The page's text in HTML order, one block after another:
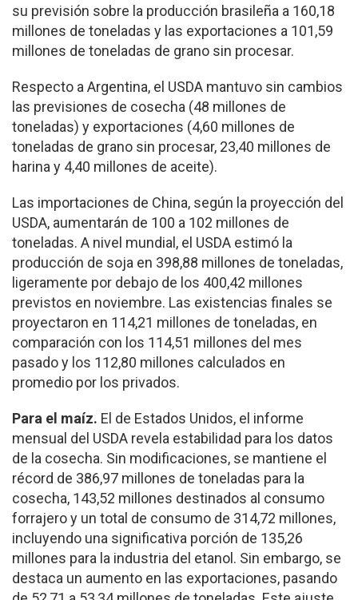
su previsión sobre la producción brasileña a 160,18
millones de toneladas y las exportaciones a 101,59
millones de toneladas de grano sin procesar.
Respecto a Argentina, el USDA mantuvo sin cambios
las previsiones de cosecha (48 millones de
toneladas) y exportaciones (4,60 millones de
toneladas de grano sin procesar, 23,40 millones de
harina y 4,40 millones de aceite).
Las importaciones de China, según la proyección del
USDA, aumentarán de 100 a 102 millones de
toneladas. A nivel mundial, el USDA estimó la
producción de soja en 398,88 millones de toneladas,
ligeramente por debajo de los 400,42 millones
previstos en noviembre. Las existencias finales se
proyectaron en 114,21 millones de toneladas, en
comparación con los 114,51 millones del mes
pasado y los 112,80 millones calculados en
promedio por los privados.
Para el maíz. El de Estados Unidos, el informe
mensual del USDA revela estabilidad para los datos
de la cosecha. Sin modificaciones, se mantiene el
récord de 386,97 millones de toneladas para la
cosecha, 143,52 millones destinados al consumo
forrajero y un total de consumo de 314,72 millones,
incluyendo una significativa porción de 135,26
millones para la industria del etanol. Sin embargo, se
destaca un aumento en las exportaciones, pasando